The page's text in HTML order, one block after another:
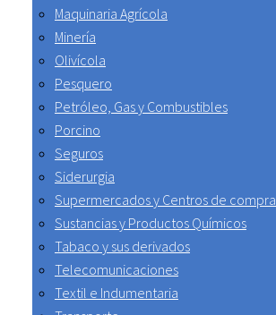
Maquinaria Agrícola
Minería
Olivícola
Pesquero
Petróleo, Gas y Combustibles
Porcino
Seguros
Siderurgia
Supermercados y Centros de compra
Sustancias y Productos Químicos
Tabaco y sus derivados
Telecomunicaciones
Textil e Indumentaria